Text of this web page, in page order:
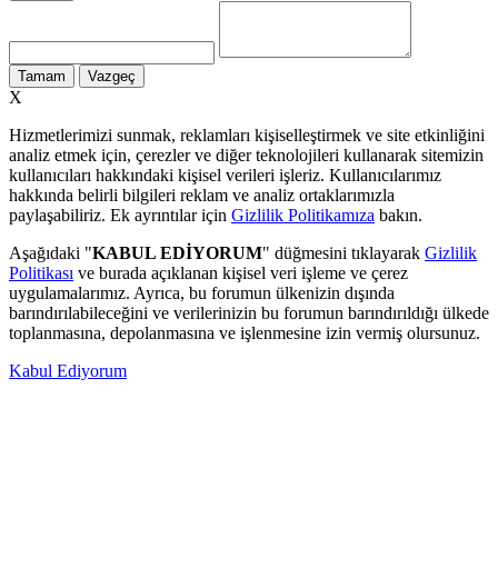
Tamam Vazgeç
X
Hizmetlerimizi sunmak, reklamları kişiselleştirmek ve site etkinliğini
analiz etmek için, çerezler ve diğer teknolojileri kullanarak sitemizin
kullanıcıları hakkındaki kişisel verileri işleriz. Kullanıcılarımız
hakkında belirli bilgileri reklam ve analiz ortaklarımızla
paylaşabiliriz. Ek ayrıntılar için Gizlilik Politikamıza bakın.
Aşağıdaki "KABUL EDİYORUM" düğmesini tıklayarak Gizlilik
Politikası ve burada açıklanan kişisel veri işleme ve çerez
uygulamalarımız. Ayrıca, bu forumun ülkenizin dışında
barındırılabileceğini ve verilerinizin bu forumun barındırıldığı ülkede
toplanmasına, depolanmasına ve işlenmesine izin vermiş olursunuz.
Kabul Ediyorum